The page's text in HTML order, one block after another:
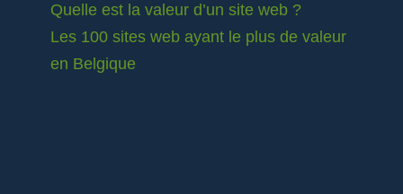
Quelle est la valeur d’un site web ?
Les 100 sites web ayant le plus de valeur
en Belgique